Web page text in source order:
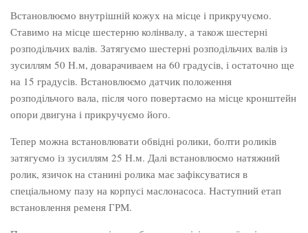
Встановлюємо внутрішній кожух на місце і прикручуємо.
Ставимо на місце шестерню колінвалу, а також шестерні
розподільчих валів. Затягуємо шестерні розподільчих валів із
зусиллям 50 Н.м, доварачиваем на 60 градусів, і остаточно ще
на 15 градусів. Встановлюємо датчик положення
розподільчого вала, після чого повертаємо на місце кронштейн
опори двигуна і прикручуємо його.
Тепер можна встановлювати обвідні ролики, болти роликів
затягуємо із зусиллям 25 Н.м. Далі встановлюємо натяжний
ролик, язичок на станині ролика має зафіксуватися в
спеціальному пазу на корпусі маслонасоса. Наступний етап
встановлення ременя ГРМ.